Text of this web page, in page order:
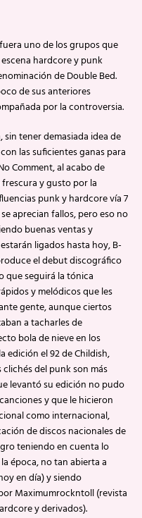
uno de los grupos que
hardcore y punk
de Double Bed.
de sus anteriores
por la controversia.
tener demasiada idea de
las suficientes ganas para
Comment, al acabo de
frescura y gusto por la
punk y hardcore vía 7
aprecian fallos, pero eso no
buenas ventas y
ligados hasta hoy, B-
el debut discográfico
que seguirá la tónica
y melódicos que les
gente, aunque ciertos
a tacharles de
bola de nieve en los
el 92 de Childish,
del punk son más
levantó su edición no pudo
y que le hicieron
como internacional,
de discos nacionales de
teniendo en cuenta lo
época, no tan abierta a
en día) y siendo
Maximumrockntoll (revista
y derivados).